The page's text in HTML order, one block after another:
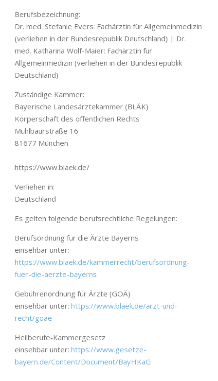
Berufsbezeichnung:
Dr. med. Stefanie Evers: Fachärztin für Allgemeinmedizin
(verliehen in der Bundesrepublik Deutschland) | Dr.
med. Katharina Wolf-Maier: Fachärztin für
Allgemeinmedizin (verliehen in der Bundesrepublik
Deutschland)
Zuständige Kammer:
Baye­ri­sche Landes­ärz­te­kam­mer (BLÄK)
Körper­schaft des öffent­li­chen Rechts
Mühl­baur­straße 16
81677 München
https://www.blaek.de/
Verliehen in:
Deutschland
Es gelten folgende berufsrechtliche Regelungen:
Berufsordnung für die Ärzte Bayerns
einsehbar unter:
https://www.blaek.de/kammerrecht/berufsordnung-
fuer-die-aerzte-bayerns
Gebührenordnung für Ärzte (GOÄ)
einsehbar unter: https://www.blaek.de/arzt-und-
recht/goae
Heilberufe-Kammergesetz
einsehbar unter: https://www.gesetze-
bayern.de/Content/Document/BayHKaG